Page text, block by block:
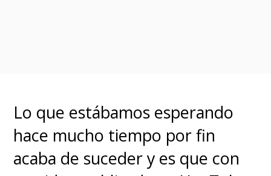
Semanas antes, el jefe de
Lo que estábamos esperando
hace mucho tiempo por fin
acaba de suceder y es que con